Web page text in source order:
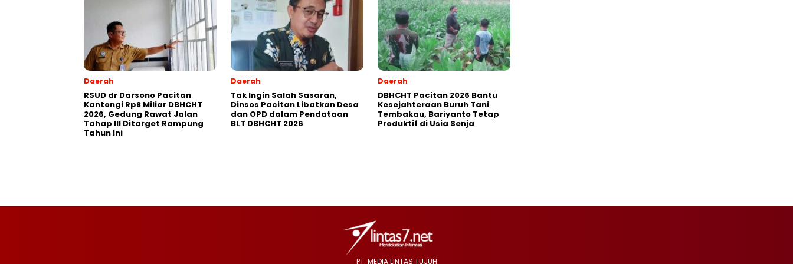
Daerah
RSUD dr Darsono Pacitan
Kantongi Rp8 Miliar DBHCHT
2026, Gedung Rawat Jalan
Tahap III Ditarget Rampung
Tahun Ini
Daerah
Tak Ingin Salah Sasaran,
Dinsos Pacitan Libatkan Desa
dan OPD dalam Pendataan
BLT DBHCHT 2026
Daerah
DBHCHT Pacitan 2026 Bantu
Kesejahteraan Buruh Tani
Tembakau, Bariyanto Tetap
Produktif di Usia Senja
PT. MEDIA LINTAS TUJUH